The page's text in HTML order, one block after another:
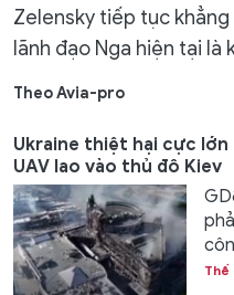
Zelensky tiếp tục
lãnh đạo Nga hiện tại
Theo Avia-pro
Ukraine thiệt hại cực lớn
UAV lao vào thủ đô Kiev
Thế